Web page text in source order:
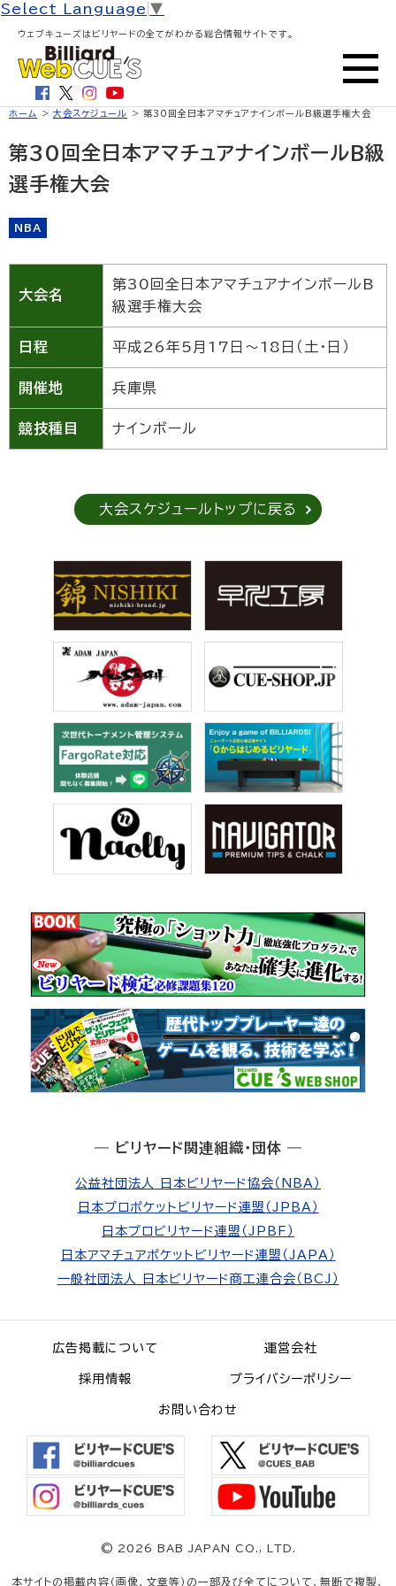
Select Language ▼
ウェブキューズはビリヤードの全てがわかる総合情報サイトです。
ホーム > 大会スケジュール > 第30回全日本アマチュアナインボールB級選手権大会
第30回全日本アマチュアナインボールB級
選手権大会
NBA
大会名
第30回全日本アマチュアナインボールB
級選手権大会
日程 平成26年5月17日～18日（土・日）
開催地 兵庫県
競技種目 ナインボール
大会スケジュールトップに戻る
― ビリヤード関連組織・団体 ―
公益社団法人 日本ビリヤード協会（NBA）
日本プロポケットビリヤード連盟（JPBA）
日本プロビリヤード連盟（JPBF）
日本アマチュアポケットビリヤード連盟（JAPA）
一般社団法人 日本ビリヤード商工連合会（BCJ）
広告掲載について 運営会社
採用情報 プライバシーポリシー
お問い合わせ
© 2026 BAB JAPAN CO., LTD.
本サイトの掲載内容（画像、文章等）の一部及び全てについて、無断で複製、